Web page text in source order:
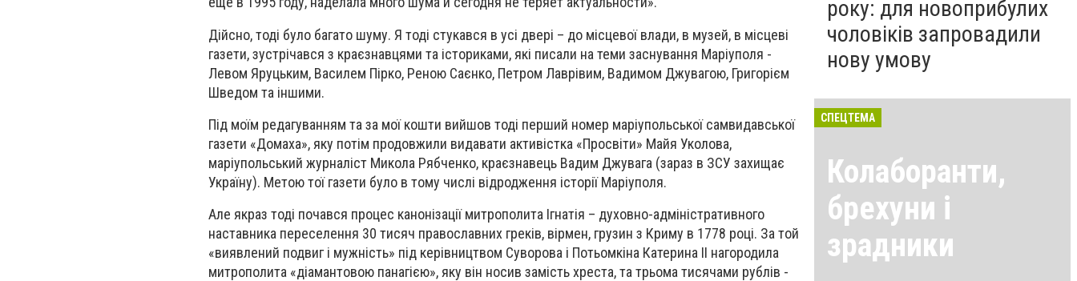
Дійсно, тоді було багато шуму. Я тоді стукався в усі двері – до місцевої влади, в музей, в місцеві
газети, зустрічався з краєзнавцями та істориками, які писали на теми заснування Маріуполя -
Левом Яруцьким, Василем Пірко, Реною Саєнко, Петром Лаврівим, Вадимом Джувагою, Григорієм
Шведом та іншими.
Під моїм редагуванням та за мої кошти вийшов тоді перший номер маріупольської самвидавської
газети «Домаха», яку потім продовжили видавати активістка «Просвіти» Майя Уколова,
маріупольський журналіст Микола Рябченко, краєзнавець Вадим Джувага (зараз в ЗСУ захищає
Україну). Метою тої газети було в тому числі відродження історії Маріуполя.
Але якраз тоді почався процес канонізації митрополита Ігнатія – духовно-адміністративного
наставника переселення 30 тисяч православних греків, вірмен, грузин з Криму в 1778 році. За той
«виявлений подвиг і мужність» під керівництвом Суворова і Потьомкіна Катерина ІІ нагородила
митрополита «діамантовою панагією», яку він носив замість хреста, та трьома тисячами рублів -
року: для новоприбулих
чоловіків запровадили
нову умову
СПЕЦТЕМА
Колаборанти,
брехуни і
зрадники